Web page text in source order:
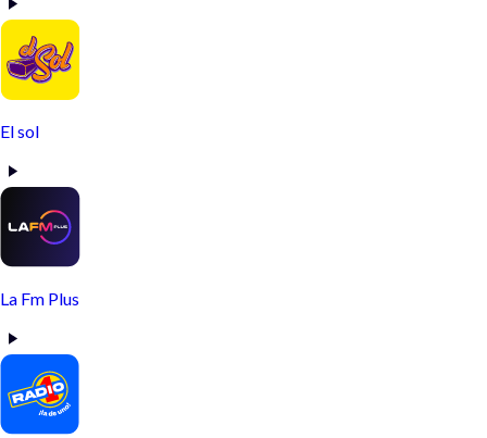
El sol
La Fm Plus